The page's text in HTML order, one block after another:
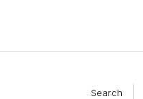
Search